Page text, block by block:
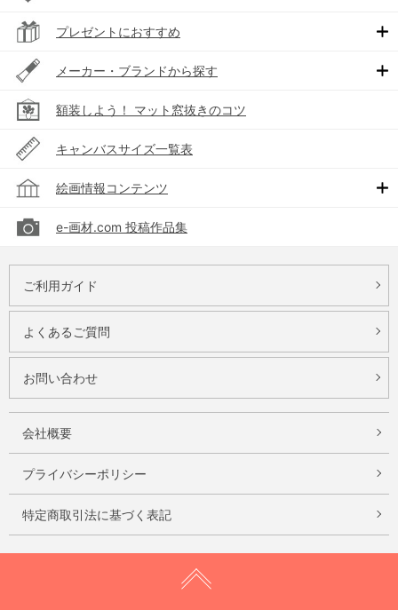
プレゼントにおすすめ
メーカー・ブランドから探す
額装しよう！ マット窓抜きのコツ
キャンバスサイズ一覧表
絵画情報コンテンツ
e-画材.com 投稿作品集
ご利用ガイド
よくあるご質問
お問い合わせ
会社概要
プライバシーポリシー
特定商取引法に基づく表記